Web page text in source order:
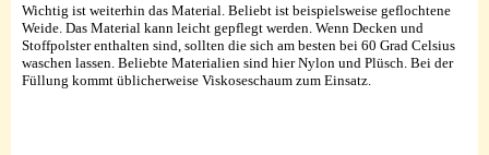
Wichtig ist weiterhin das Material. Beliebt ist beispielsweise geflochtene
Weide. Das Material kann leicht gepflegt werden. Wenn Decken und
Stoffpolster enthalten sind, sollten die sich am besten bei 60 Grad Celsius
waschen lassen. Beliebte Materialien sind hier Nylon und Plüsch. Bei der
Füllung kommt üblicherweise Viskoseschaum zum Einsatz.